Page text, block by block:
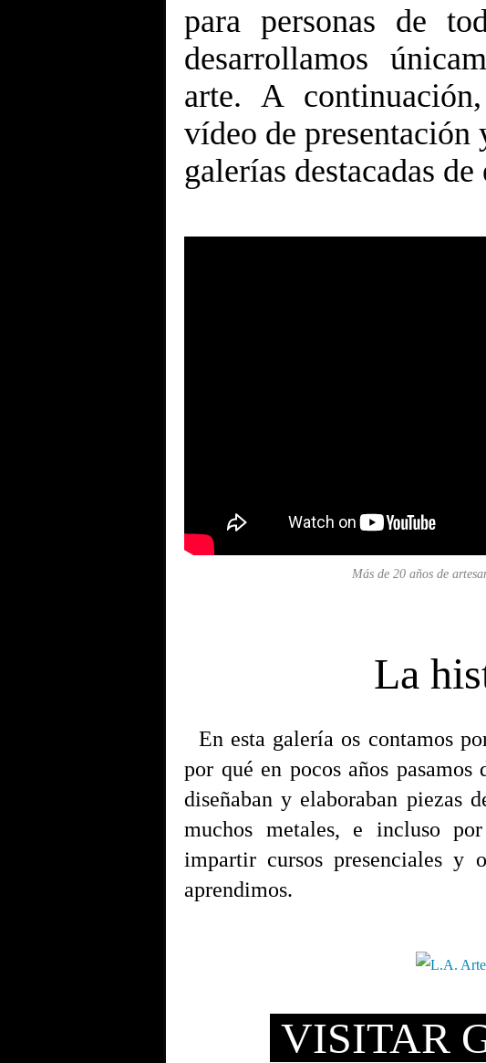
para personas de
desarrollamos
arte. A
vídeo de presentación
galerías destacadas de
Más de 20 años de
La
En esta galería os contamos
por qué en pocos años
diseñaban y elaboraban piezas
muchos metales, e incluso
impartir cursos presenciales y
aprendimos.
VISITAR